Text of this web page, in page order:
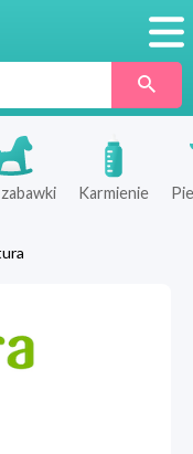
Karmienie